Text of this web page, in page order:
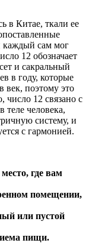
в Китае, ткали ее
сам мог
12 обозначает
и сакральный
в году, которые
век, поэтому это
число 12 связано с
теле человека,
систему, и
с гармонией.
где вам
помещении,
или пустой
пищи.